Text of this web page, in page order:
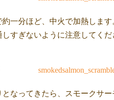
一分ほど、中火で加熱しま
すぎないように注意してくだ
なってきたら、スモークサ